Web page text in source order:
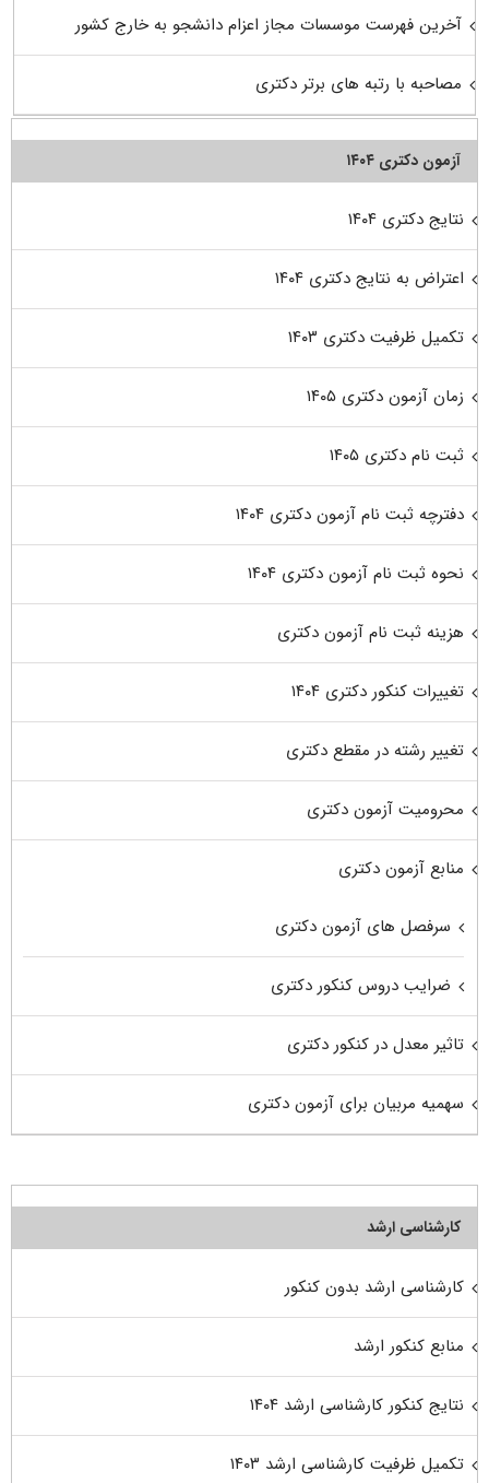
آخرین فهرست موسسات مجاز اعزام دانشجو به خارج کشور
مصاحبه با رتبه های برتر دکتری
آزمون دکتری ۱۴۰۴
نتایج دکتری ۱۴۰۴
اعتراض به نتایج دکتری ۱۴۰۴
تکمیل ظرفیت دکتری ۱۴۰۳
زمان آزمون دکتری ۱۴۰۵
ثبت نام دکتری ۱۴۰۵
دفترچه ثبت نام آزمون دکتری ۱۴۰۴
نحوه ثبت نام آزمون دکتری ۱۴۰۴
هزینه ثبت نام آزمون دکتری
تغییرات کنکور دکتری ۱۴۰۴
تغییر رشته در مقطع دکتری
محرومیت آزمون دکتری
منابع آزمون دکتری
سرفصل های آزمون دکتری
ضرایب دروس کنکور دکتری
تاثیر معدل در کنکور دکتری
سهمیه مربیان برای آزمون دکتری
کارشناسی ارشد
کارشناسی ارشد بدون کنکور
منابع کنکور ارشد
نتایج کنکور کارشناسی ارشد ۱۴۰۴
تکمیل ظرفیت کارشناسی ارشد ۱۴۰۳